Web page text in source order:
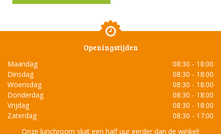
Openingstijden
Maandag
08:30 - 18:00
Dinsdag
08:30 - 18:00
Woensdag
08:30 - 18:00
Donderdag
08:30 - 18:00
Vrijdag
08:30 - 18:00
Zaterdag
08:30 - 17:00
Onze lunchroom sluit een half uur eerder dan de winkel!